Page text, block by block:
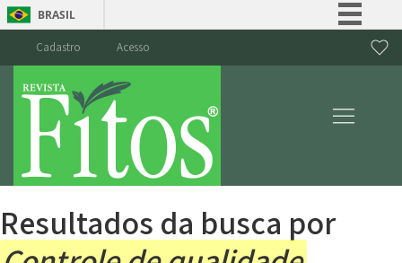
BRASIL
Canais
Cadastro Acesso
Resultados da busca por